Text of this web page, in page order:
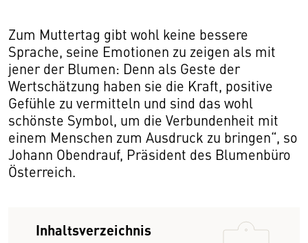
Zum Muttertag gibt wohl keine bessere
Sprache, seine Emotionen zu zeigen als mit
jener der Blumen: Denn als Geste der
Wertschätzung haben sie die Kraft, positive
Gefühle zu vermitteln und sind das wohl
schönste Symbol, um die Verbundenheit mit
einem Menschen zum Ausdruck zu bringen“, so
Johann Obendrauf, Präsident des Blumenbüro
Österreich.
Inhaltsverzeichnis